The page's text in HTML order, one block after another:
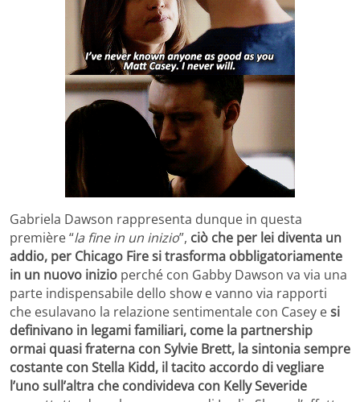
Gabriela Dawson rappresenta dunque in questa
première “la fine in un inizio”, ciò che per lei diventa un
addio, per Chicago Fire si trasforma obbligatoriamente
in un nuovo inizio perché con Gabby Dawson va via una
parte indispensabile dello show e vanno via rapporti
che esulavano la relazione sentimentale con Casey esi
definivano in legami familiari, come la partnership
ormai quasi fraterna con Sylvie Brett, la sintonia sempre
costante con Stella Kidd, il tacito accordo di vegliare
l’uno sull’altra che condivideva con Kelly Severide